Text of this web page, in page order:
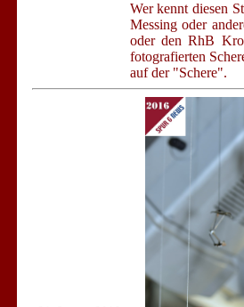
Wer kennt diesen
Messing oder
oder den RhB
fotografierten
auf der "Schere".